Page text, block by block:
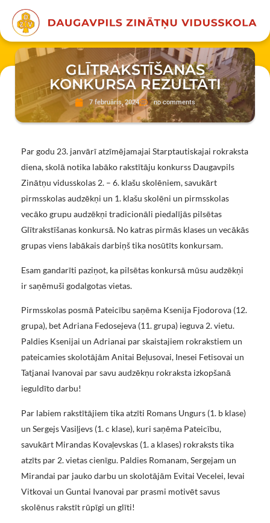
GLĪTRAKSTĪŠANAS
KONKURSA REZULTĀTI
7 februāris, 2024 no comments
Par godu 23. janvārī atzīmējamajai Starptautiskajai rokraksta
diena, skolā notika labāko rakstītāju konkurss Daugavpils
Zinātņu vidusskolas 2. – 6. klašu skolēniem, savukārt
pirmsskolas audzēkņi un 1. klašu skolēni un pirmsskolas
vecāko grupu audzēkņi tradicionāli piedalījās pilsētas
Glītrakstīšanas konkursā. No katras pirmās klases un vecākās
grupas viens labākais darbiņš tika nosūtīts konkursam.
Esam gandarīti paziņot, ka pilsētas konkursā mūsu audzēkņi
ir saņēmuši godalgotas vietas.
Pirmsskolas posmā Pateicību saņēma Ksenija Fjodorova (12.
grupa), bet Adriana Fedosejeva (11. grupa) ieguva 2. vietu.
Paldies Ksenijai un Adrianai par skaistajiem rokrakstiem un
pateicamies skolotājām Anitai Beļusovai, Inesei Fetisovai un
Tatjanai Ivanovai par savu audzēkņu rokraksta izkopšanā
ieguldīto darbu!
Par labiem rakstītājiem tika atzīti Romans Ungurs (1. b klase)
un Sergejs Vasiļjevs (1. c klase), kuri saņēma Pateicību,
savukārt Mirandas Kovaļevskas (1. a klases) rokraksts tika
atzīts par 2. vietas cienīgu. Paldies Romanam, Sergejam un
Mirandai par jauko darbu un skolotājām Evitai Vecelei, Ievai
Vitkovai un Guntai Ivanovai par prasmi motivēt savus
skolēnus rakstīt rūpīgi un glīti!